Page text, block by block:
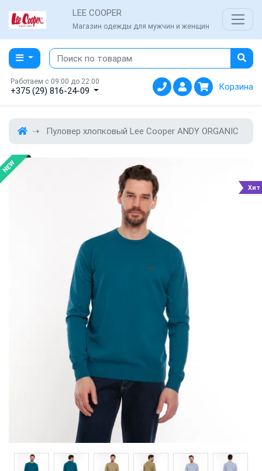
LEE COOPER
Магазин одежды для мужчин и женщин
Работаем с 09:00 до 22:00
+375 (29) 816-24-09 Корзина
Пуловер хлопковый Lee Cooper ANDY ORGANIC
NEW
Хит